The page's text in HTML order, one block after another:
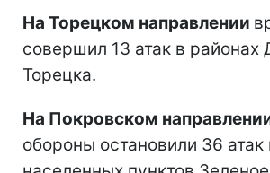
На Торецком направлении
совершил 13 атак в районах
Торецка.
На Покровском
обороны остановили 36 атак